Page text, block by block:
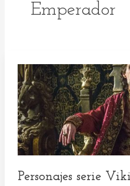
Emperador
Personajes serie